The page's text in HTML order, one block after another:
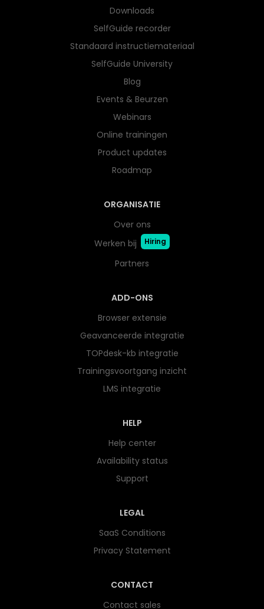
Downloads
SelfGuide recorder
Standaard instructiemateriaal
SelfGuide University
Blog
Events & Beurzen
Webinars
Online trainingen
Product updates
Roadmap
ORGANISATIE
Over ons
Werken bij
Hiring
Partners
ADD-ONS
Browser extensie
Geavanceerde integratie
TOPdesk-kb integratie
Trainingsvoortgang inzicht
LMS integratie
HELP
Help center
Availability status
Support
LEGAL
SaaS Conditions
Privacy Statement
CONTACT
Contact sales